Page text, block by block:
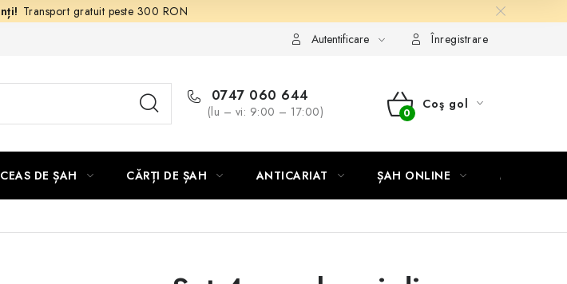
Transport gratuit peste 300 RON
Autentificare Înregistrare
0747 060 644
(lu – vi: 9:00 – 17:00)
COŞ
CUMPĂRĂTURI
Coş gol
CEAS DE ȘAH CĂRȚI DE ȘAH ANTICARIAT ȘAH ONLINE MERCH